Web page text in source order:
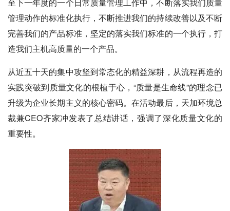
至下一年度的一个日常质量管理工作中，不断落实我们质量
管理动作的标准化执行，不断推进我们的持续改善以及不断
完善我们的产品标准，坚定的落实我们标准的一个执行，打
造我们主机高质量的一个产品。
从近五十天的集中攻坚到常态化的精益深耕，从流程再造的
实践突破到质量文化的根植于心，“质量是生命线”的理念已
升级为企业长期主义的核心密码。在活动最后，天加环境总
裁兼CEO齐家冲发表了总结讲话，强调了深化质量文化的
重要性。